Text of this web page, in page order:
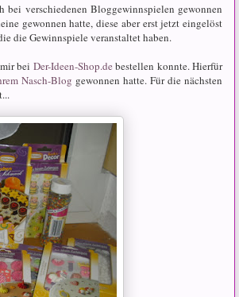
verschiedenen Bloggewinnspielen gewonnen
gewonnen hatte, diese aber erst jetzt eingelöst
die Gewinnspiele veranstaltet haben.
bei Der-Ideen-Shop.de bestellen konnte. Hierfür
Nasch-Blog gewonnen hatte. Für die nächsten